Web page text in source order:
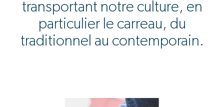
transportant notre culture, en
particulier le carreau, du
traditionnel au contemporain.